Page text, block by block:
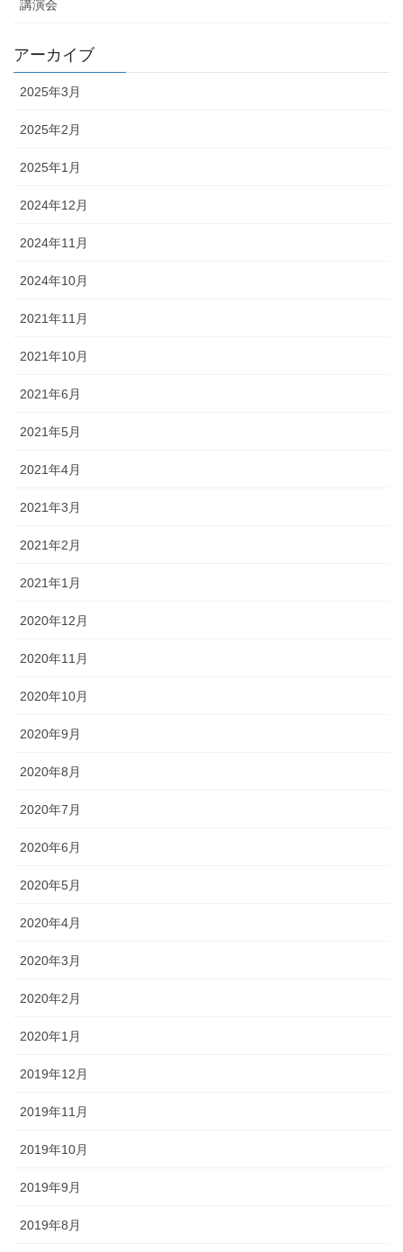
講演会
アーカイブ
2025年3月
2025年2月
2025年1月
2024年12月
2024年11月
2024年10月
2021年11月
2021年10月
2021年6月
2021年5月
2021年4月
2021年3月
2021年2月
2021年1月
2020年12月
2020年11月
2020年10月
2020年9月
2020年8月
2020年7月
2020年6月
2020年5月
2020年4月
2020年3月
2020年2月
2020年1月
2019年12月
2019年11月
2019年10月
2019年9月
2019年8月